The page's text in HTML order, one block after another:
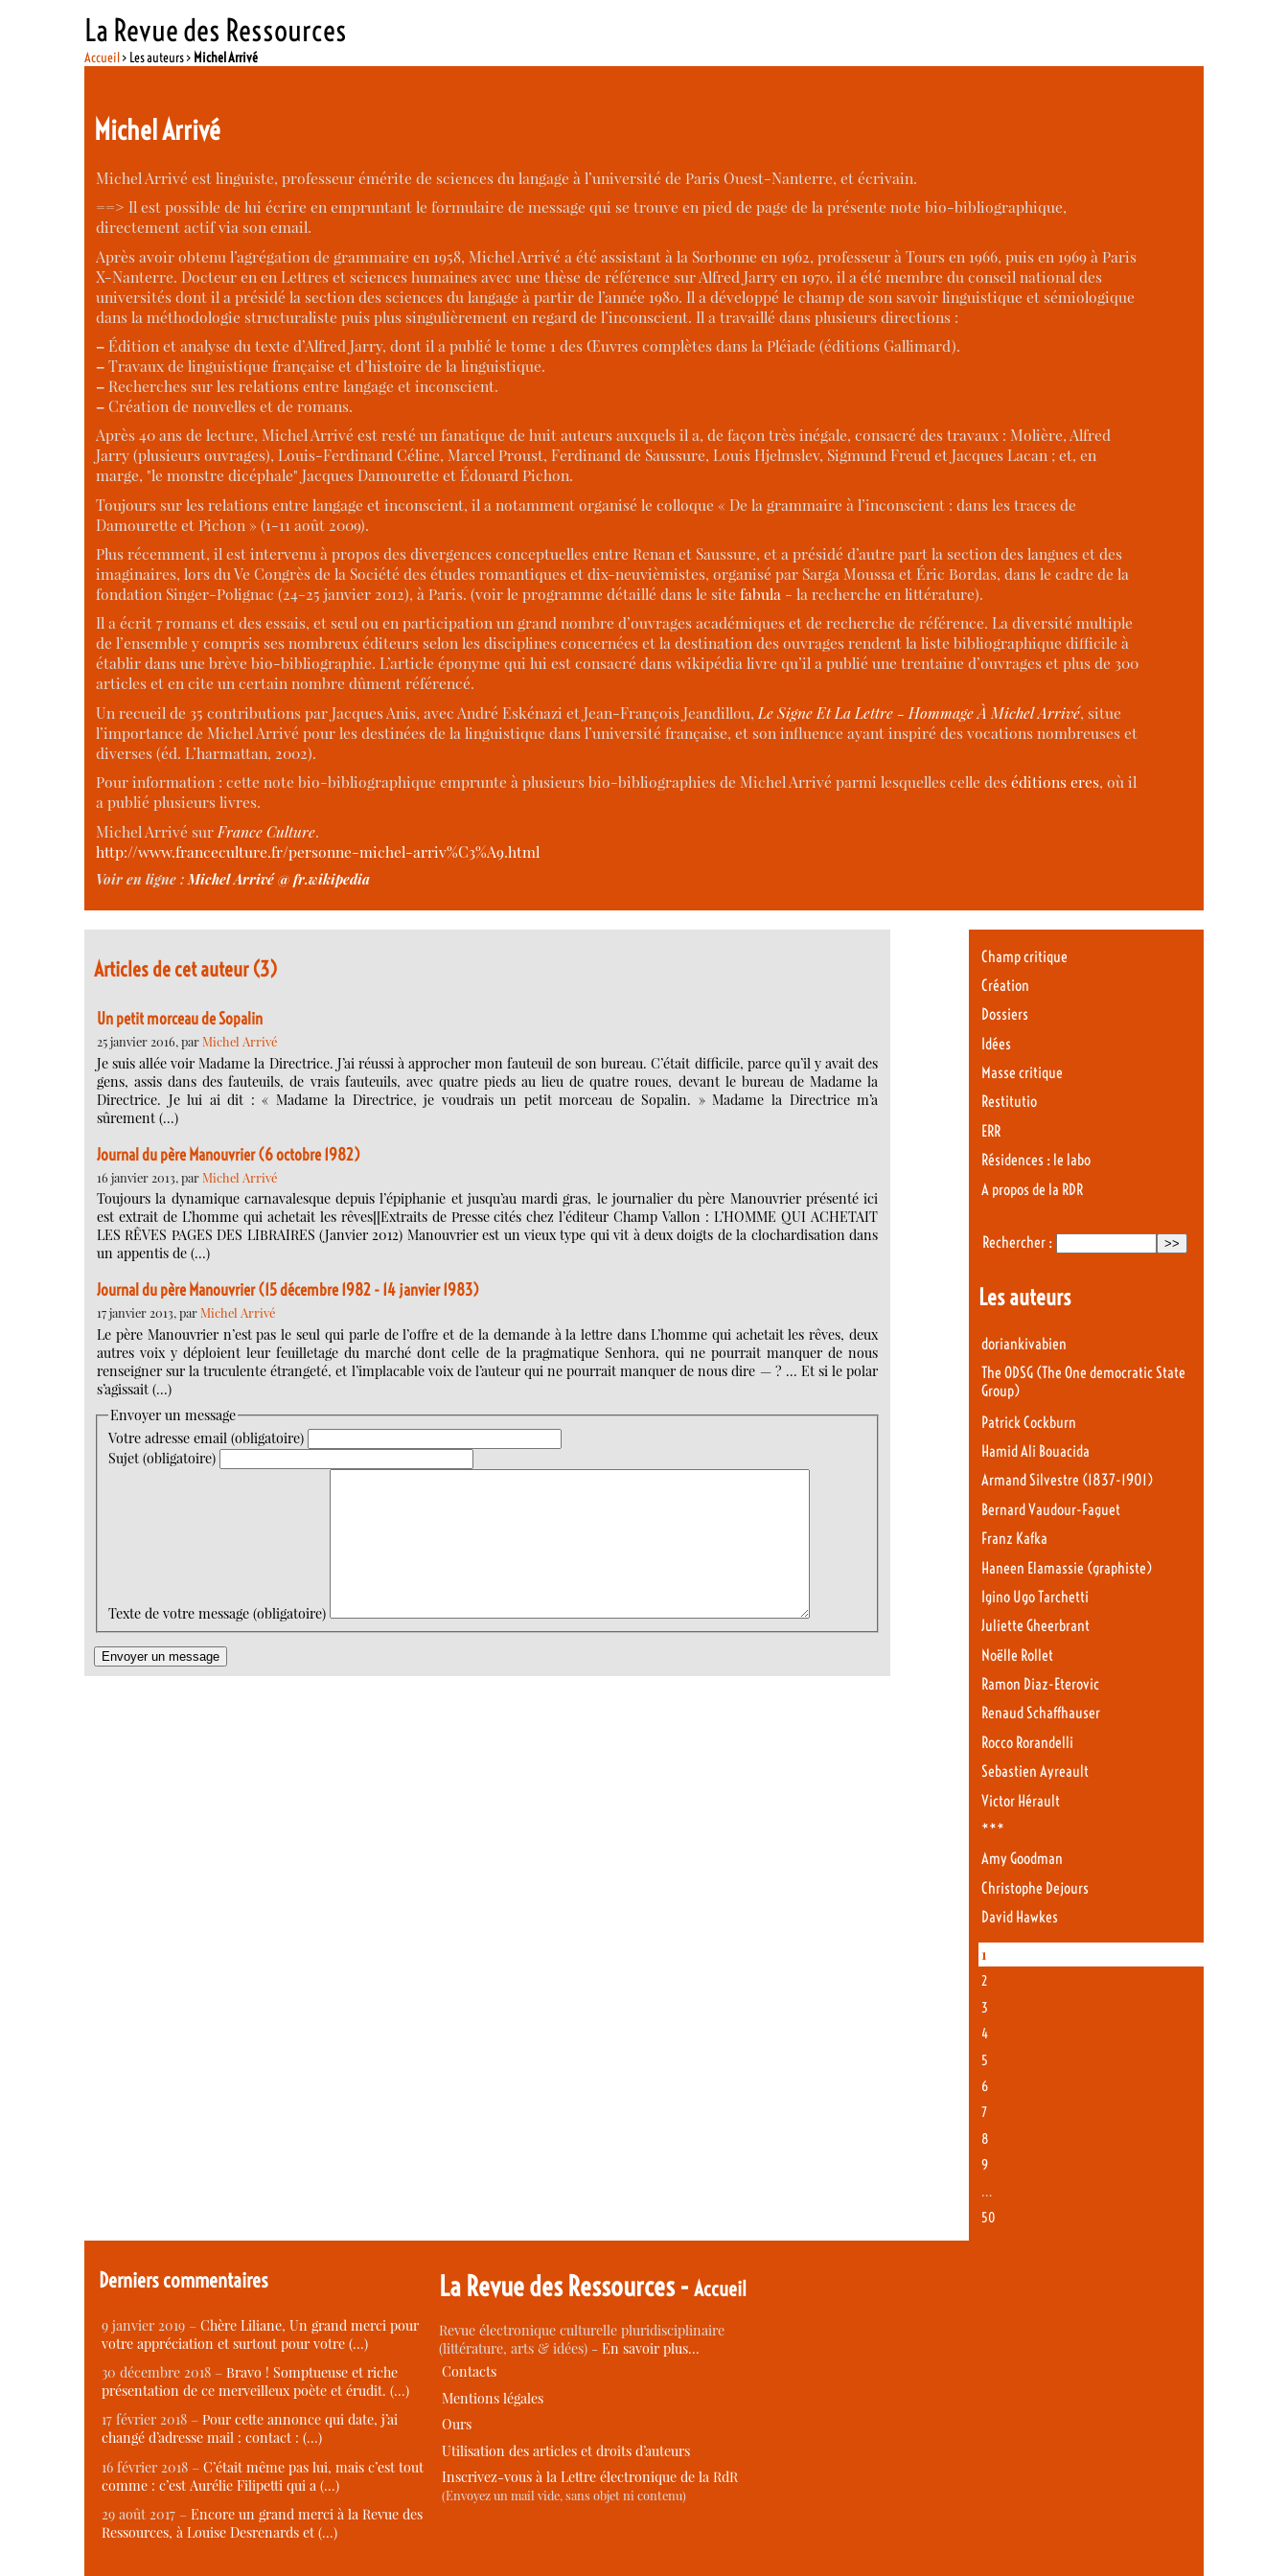
La Revue des Ressources
Accueil> Les auteurs > Michel Arrivé
Michel Arrivé
Michel Arrivé est linguiste, professeur émérite de sciences du langage à l’université de Paris Ouest-Nanterre, et écrivain.
==> Il est possible de lui écrire en empruntant le formulaire de message qui se trouve en pied de page de la présente note bio-bibliographique,
directement actif via son email.
Après avoir obtenu l’agrégation de grammaire en 1958, Michel Arrivé a été assistant à la Sorbonne en 1962, professeur à Tours en 1966, puis en 1969 à Paris
X-Nanterre. Docteur en en Lettres et sciences humaines avec une thèse de référence sur Alfred Jarry en 1970, il a été membre du conseil national des
universités dont il a présidé la section des sciences du langage à partir de l’année 1980. Il a développé le champ de son savoir linguistique et sémiologique
dans la méthodologie structuraliste puis plus singulièrement en regard de l’inconscient. Il a travaillé dans plusieurs directions :
–Édition et analyse du texte d’Alfred Jarry, dont il a publié le tome 1 des Œuvres complètes dans la Pléiade (éditions Gallimard).
–Travaux de linguistique française et d’histoire de la linguistique.
–Recherches sur les relations entre langage et inconscient.
–Création de nouvelles et de romans.
Après 40 ans de lecture, Michel Arrivé est resté un fanatique de huit auteurs auxquels il a, de façon très inégale, consacré des travaux : Molière, Alfred
Jarry (plusieurs ouvrages), Louis-Ferdinand Céline, Marcel Proust, Ferdinand de Saussure, Louis Hjelmslev, Sigmund Freud et Jacques Lacan ; et, en
marge, "le monstre dicéphale" Jacques Damourette et Édouard Pichon.
Toujours sur les relations entre langage et inconscient, il a notamment organisé le colloque « De la grammaire à l’inconscient : dans les traces de
Damourette et Pichon » (1-11 août 2009).
Plus récemment, il est intervenu à propos des divergences conceptuelles entre Renan et Saussure, et a présidé d’autre part la section des langues et des
imaginaires, lors du Ve Congrès de la Société des études romantiques et dix-neuvièmistes, organisé par Sarga Moussa et Éric Bordas, dans le cadre de la
fondation Singer-Polignac (24-25 janvier 2012), à Paris. (voir le programme détaillé dans le site fabula - la recherche en littérature).
Il a écrit 7 romans et des essais, et seul ou en participation un grand nombre d’ouvrages académiques et de recherche de référence. La diversité multiple
de l’ensemble y compris ses nombreux éditeurs selon les disciplines concernées et la destination des ouvrages rendent la liste bibliographique difficile à
établir dans une brève bio-bibliographie. L’article éponyme qui lui est consacré dans wikipédia livre qu’il a publié une trentaine d’ouvrages et plus de 300
articles et en cite un certain nombre dûment référencé.
Un recueil de 35 contributions par Jacques Anis, avec André Eskénazi et Jean-François Jeandillou, Le Signe Et La Lettre - Hommage À Michel Arrivé, situe
l’importance de Michel Arrivé pour les destinées de la linguistique dans l’université française, et son influence ayant inspiré des vocations nombreuses et
diverses (éd. L’harmattan, 2002).
Pour information : cette note bio-bibliographique emprunte à plusieurs bio-bibliographies de Michel Arrivé parmi lesquelles celle deséditions eres, où il
a publié plusieurs livres.
Michel Arrivé sur France Culture.
http://www.franceculture.fr/personne-michel-arriv%C3%A9.html
Voir en ligne : Michel Arrivé @ fr.wikipedia
Articles de cet auteur (3)
Un petit morceau de Sopalin
25 janvier 2016, parMichel Arrivé
Je suis allée voir Madame la Directrice. J’ai réussi à approcher mon fauteuil de son bureau. C’était difficile, parce qu’il y avait des
gens, assis dans des fauteuils, de vrais fauteuils, avec quatre pieds au lieu de quatre roues, devant le bureau de Madame la
Directrice. Je lui ai dit : « Madame la Directrice, je voudrais un petit morceau de Sopalin. » Madame la Directrice m’a
sûrement (…)
Journal du père Manouvrier (6 octobre 1982)
16 janvier 2013, parMichel Arrivé
Toujours la dynamique carnavalesque depuis l’épiphanie et jusqu’au mardi gras, le journalier du père Manouvrier présenté ici
est extrait de L’homme qui achetait les rêves[[Extraits de Presse cités chez l’éditeur Champ Vallon : L’HOMME QUI ACHETAIT
LES RÊVES PAGES DES LIBRAIRES (Janvier 2012) Manouvrier est un vieux type qui vit à deux doigts de la clochardisation dans
un appentis de (…)
Journal du père Manouvrier (15 décembre 1982 - 14 janvier 1983)
17 janvier 2013, parMichel Arrivé
Le père Manouvrier n’est pas le seul qui parle de l’offre et de la demande à la lettre dans L’homme qui achetait les rêves, deux
autres voix y déploient leur feuilletage du marché dont celle de la pragmatique Senhora, qui ne pourrait manquer de nous
renseigner sur la truculente étrangeté, et l’implacable voix de l’auteur qui ne pourrait manquer de nous dire — ? ... Et si le polar
s’agissait (…)
Envoyer un message
Votre adresse email (obligatoire)
Sujet (obligatoire)
Texte de votre message (obligatoire)
Champ critique
Création
Dossiers
Idées
Masse critique
Restitutio
ERR
Résidences : le labo
A propos de la RDR
Rechercher :
Les auteurs
doriankivabien
The ODSG (The One democratic State
Group)
Patrick Cockburn
Hamid Ali Bouacida
Armand Silvestre (1837-1901)
Bernard Vaudour-Faguet
Franz Kafka
Haneen Elamassie (graphiste)
Igino Ugo Tarchetti
Juliette Gheerbrant
Noëlle Rollet
Ramon Diaz-Eterovic
Renaud Schaffhauser
Rocco Rorandelli
Sebastien Ayreault
Victor Hérault
***
Amy Goodman
Christophe Dejours
David Hawkes
1
2
3
4
5
6
7
8
9
…
50
Derniers commentaires
9 janvier 2019 – Chère Liliane, Un grand merci pour
votre appréciation et surtout pour votre (…)
30 décembre 2018 – Bravo ! Somptueuse et riche
présentation de ce merveilleux poète et érudit. (…)
17 février 2018 – Pour cette annonce qui date, j’ai
changé d’adresse mail : contact : (…)
16 février 2018 – C’était même pas lui, mais c’est tout
comme : c’est Aurélie Filipetti qui a (…)
29 août 2017 – Encore un grand merci à la Revue des
Ressources, à Louise Desrenards et (…)
La Revue des Ressources -Accueil
Revue électronique culturelle pluridisciplinaire
(littérature, arts & idées) -En savoir plus…
Contacts
Mentions légales
Ours
Utilisation des articles et droits d’auteurs
Inscrivez-vous à la Lettre électronique de la RdR
(Envoyez un mail vide, sans objet ni contenu)